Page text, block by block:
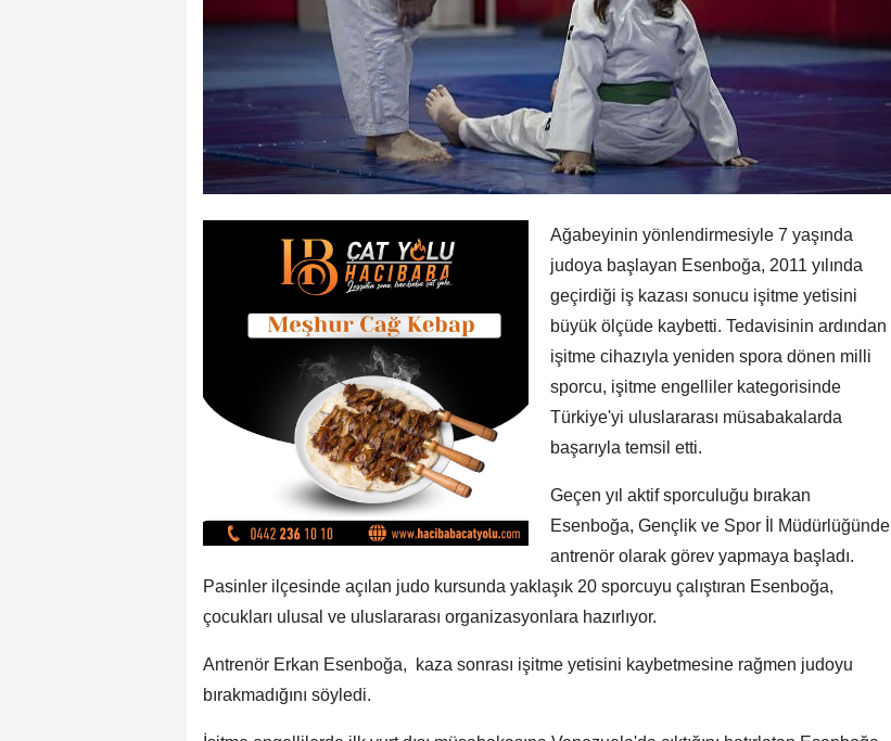
Ağabeyinin yönlendirmesiyle 7 yaşında
judoya başlayan Esenboğa, 2011 yılında
geçirdiği iş kazası sonucu işitme yetisini
büyük ölçüde kaybetti. Tedavisinin ardından
işitme cihazıyla yeniden spora dönen milli
sporcu, işitme engelliler kategorisinde
Türkiye'yi uluslararası müsabakalarda
başarıyla temsil etti.
Geçen yıl aktif sporculuğu bırakan
Esenboğa, Gençlik ve Spor İl Müdürlüğünde
antrenör olarak görev yapmaya başladı.
Pasinler ilçesinde açılan judo kursunda yaklaşık 20 sporcuyu çalıştıran Esenboğa,
çocukları ulusal ve uluslararası organizasyonlara hazırlıyor.
Antrenör Erkan Esenboğa, kaza sonrası işitme yetisini kaybetmesine rağmen judoyu
bırakmadığını söyledi.